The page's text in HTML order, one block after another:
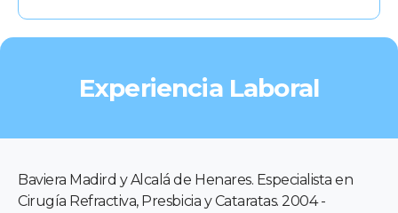
Experiencia Laboral
Baviera Madird y Alcalá de Henares. Especialista en
Cirugía Refractiva, Presbicia y Cataratas. 2004 -